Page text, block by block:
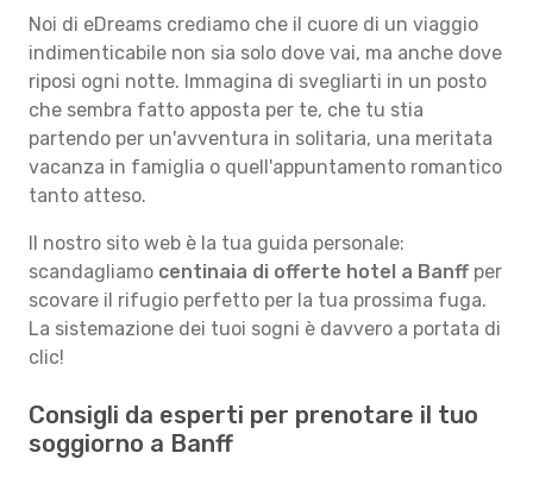
Noi di eDreams crediamo che il cuore di un viaggio
indimenticabile non sia solo dove vai, ma anche dove
riposi ogni notte. Immagina di svegliarti in un posto
che sembra fatto apposta per te, che tu stia
partendo per un'avventura in solitaria, una meritata
vacanza in famiglia o quell'appuntamento romantico
tanto atteso.
Il nostro sito web è la tua guida personale:
scandagliamo centinaia di offerte hotel a Banff per
scovare il rifugio perfetto per la tua prossima fuga.
La sistemazione dei tuoi sogni è davvero a portata di
clic!
Consigli da esperti per prenotare il tuo
soggiorno a Banff